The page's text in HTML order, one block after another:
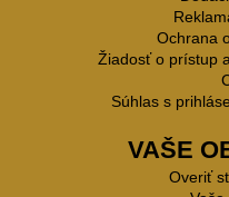
Ochrana
Žiadosť o prístup
Súhlas s
VAŠE
Overiť